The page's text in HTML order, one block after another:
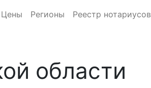
Цены Регионы Реестр нотариусов
области